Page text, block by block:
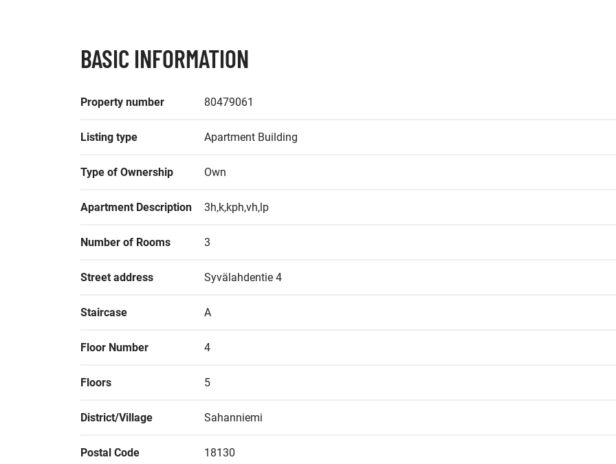
BASIC INFORMATION
Property number 80479061
Listing type Apartment Building
Type of Ownership Own
Apartment Description 3h,k,kph,vh,lp
Number of Rooms 3
Street address Syvälahdentie 4
Staircase A
Floor Number 4
Floors 5
District/Village Sahanniemi
Postal Code 18130